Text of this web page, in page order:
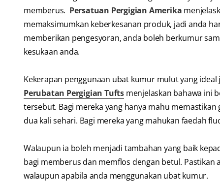
memberus. Persatuan Pergigian Amerika
memaksimumkan keberkesanan produk, jadi anda
memberikan pengesyoran, anda boleh berkumur
kesukaan anda.
Kekerapan penggunaan ubat kumur mulut yang
Perubatan Pergigian Tufts menjelaskan bahawa ini
tersebut. Bagi mereka yang hanya mahu
dua kali sehari. Bagi mereka yang mahukan faedah
Walaupun ia boleh menjadi tambahan yang baik
bagi memberus dan memflos dengan betul.
walaupun apabila anda menggunakan ubat kumur.